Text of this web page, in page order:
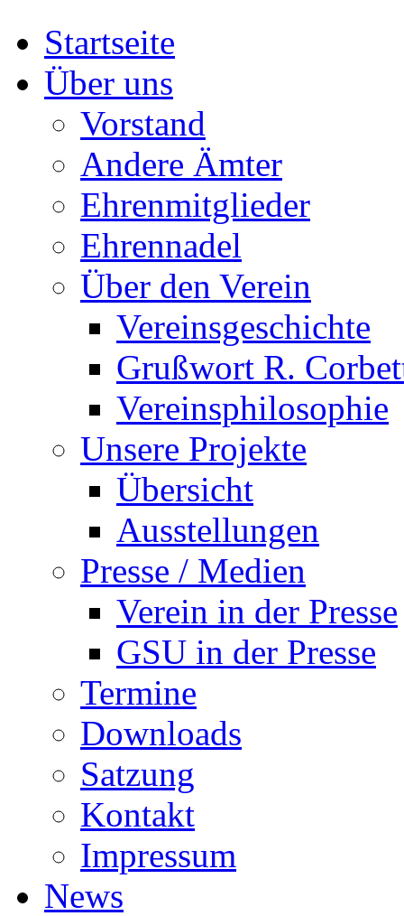
Startseite
Über uns
Vorstand
Andere Ämter
Ehrenmitglieder
Ehrennadel
Über den Verein
Vereinsgeschichte
Grußwort R.
Vereinsphilosophie
Unsere Projekte
Übersicht
Ausstellungen
Presse / Medien
Verein in der Presse
GSU in der Presse
Termine
Downloads
Satzung
Kontakt
Impressum
News